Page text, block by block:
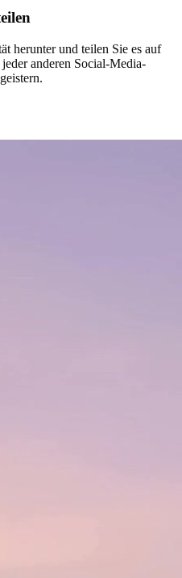
herunter und teilen Sie es auf
anderen Social-Media-